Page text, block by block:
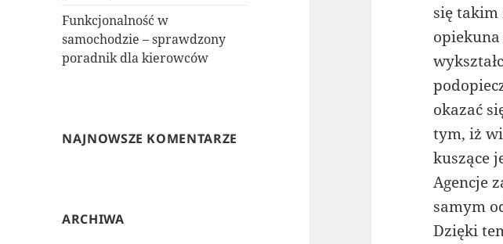
Funkcjonalność w
samochodzie – sprawdzony
poradnik dla kierowców
NAJNOWSZE KOMENTARZE
ARCHIWA
się takim
okazać
tym, iż
kuszące
Agencje
samym
Dzięki